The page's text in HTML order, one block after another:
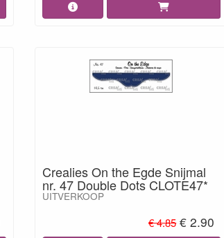
Crealies On the Egde Snijmal
nr. 47 Double Dots CLOTE47*
UITVERKOOP
€ 4.85 € 2.90